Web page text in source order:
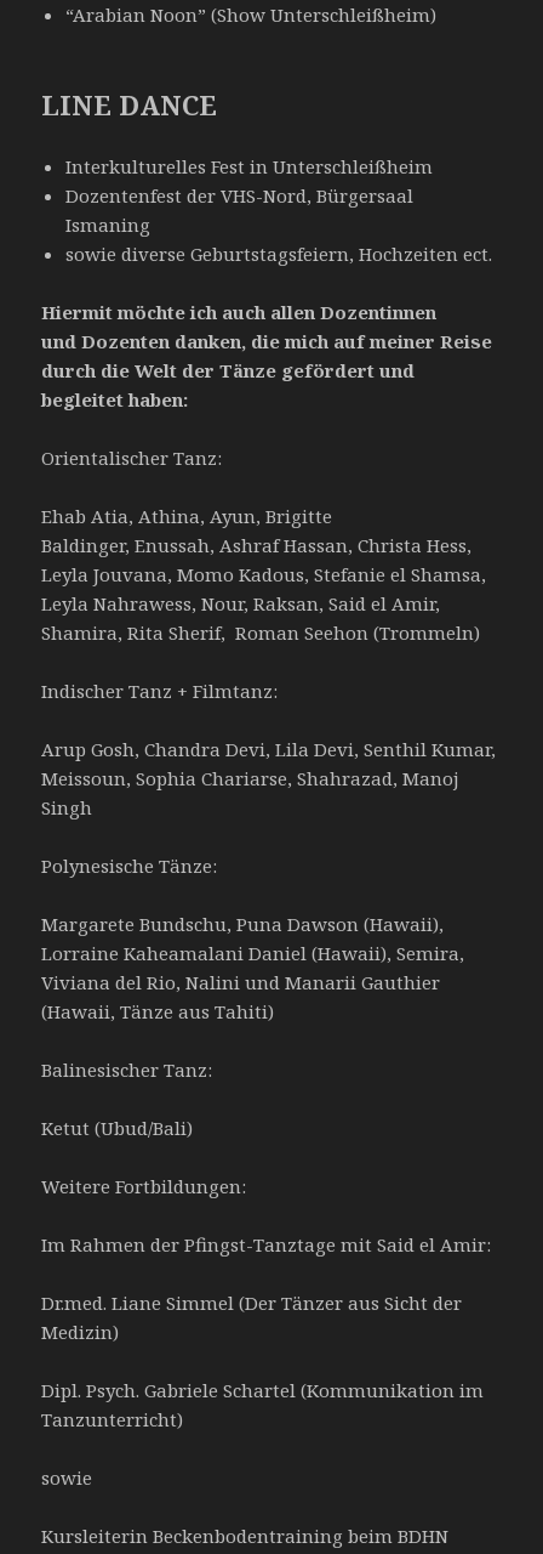
“Arabian Noon” (Show Unterschleißheim)
LINE DANCE
Interkulturelles Fest in Unterschleißheim
Dozentenfest der VHS-Nord, Bürgersaal
Ismaning
sowie diverse Geburtstagsfeiern, Hochzeiten ect.
Hiermit möchte ich auch allen Dozentinnen
und Dozenten danken, die mich auf meiner Reise
durch die Welt der Tänze gefördert und
begleitet haben:
Orientalischer Tanz:
Ehab Atia, Athina, Ayun, Brigitte
Baldinger, Enussah, Ashraf Hassan, Christa Hess,
Leyla Jouvana, Momo Kadous, Stefanie el Shamsa,
Leyla Nahrawess, Nour, Raksan, Said el Amir,
Shamira, Rita Sherif, Roman Seehon (Trommeln)
Indischer Tanz + Filmtanz:
Arup Gosh, Chandra Devi, Lila Devi, Senthil Kumar,
Meissoun, Sophia Chariarse, Shahrazad, Manoj
Singh
Polynesische Tänze:
Margarete Bundschu, Puna Dawson (Hawaii),
Lorraine Kaheamalani Daniel (Hawaii), Semira,
Viviana del Rio, Nalini und Manarii Gauthier
(Hawaii, Tänze aus Tahiti)
Balinesischer Tanz:
Ketut (Ubud/Bali)
Weitere Fortbildungen:
Im Rahmen der Pfingst-Tanztage mit Said el Amir:
Dr.med. Liane Simmel (Der Tänzer aus Sicht der
Medizin)
Dipl. Psych. Gabriele Schartel (Kommunikation im
Tanzunterricht)
sowie
Kursleiterin Beckenbodentraining beim BDHN